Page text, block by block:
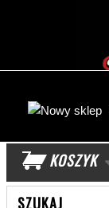
KOSZYK